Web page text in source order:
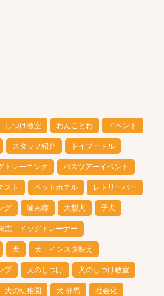
しつけ教室 わんことわ イベント
スタッフ紹介 トイプードル
トレーニング バスツアーイベント
スト ペットホテル レトリーバー
グ 噛み癖 大型犬 子犬
京 ドッグトレーナー
犬 犬 インスタ映え
プ 犬のしつけ 犬のしつけ教室
犬の幼稚園 犬 群馬 社会化